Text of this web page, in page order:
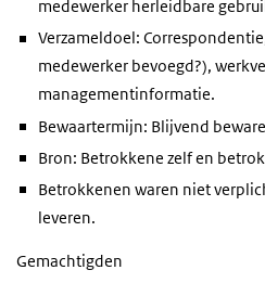
medewerker herleidbare
Verzameldoel:
medewerker bevoegd?),
managementinformatie.
Bewaartermijn: Blijvend
Bron: Betrokkene zelf en
Betrokkenen waren niet
leveren.
Gemachtigden